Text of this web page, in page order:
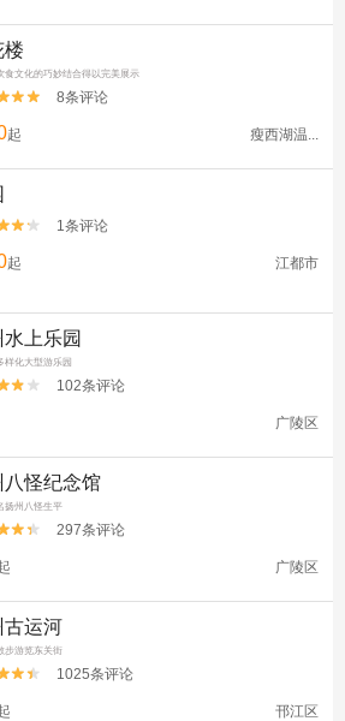
楼
食文化的巧妙结合得以完美展示
8条评论
起 瘦西湖温...
1条评论
起 江都市
上乐园
样化大型游乐园
102条评论
广陵区
八怪纪念馆
扬州八怪生平
297条评论
广陵区
古运河
步游览东关街
1025条评论
邗江区